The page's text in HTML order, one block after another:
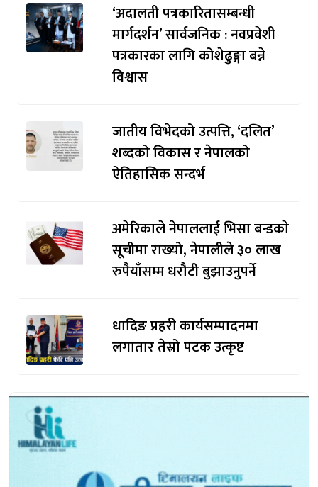
‘अदालती पत्रकारितासम्बन्धी
मार्गदर्शन’ सार्वजनिक : नवप्रवेशी
पत्रकारका लागि कोशेढुङ्गा बन्ने
विश्वास
जातीय विभेदको उत्पत्ति, ‘दलित’
शब्दको विकास र नेपालको
ऐतिहासिक सन्दर्भ
अमेरिकाले नेपाललाई भिसा बन्डकाे
सूचीमा राख्यो, नेपालीले ३० लाख
रुपैयाँसम्म धरौटी बुझाउनुपर्ने
धादिङ प्रहरी कार्यसम्पादनमा
लगातार तेस्रो पटक उत्कृष्ट